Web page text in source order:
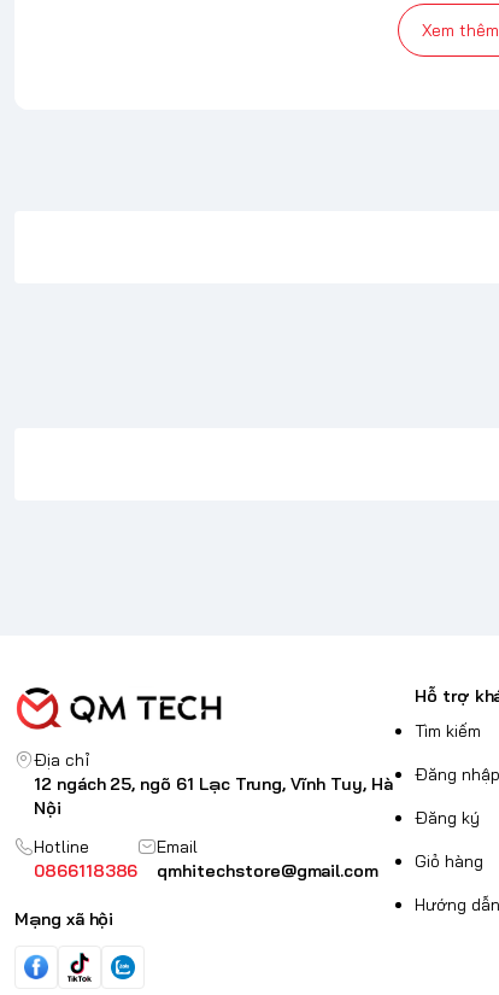
lý tưởng tuyệt đối cho gaming FPS chuyên nghiệp như
Xem thêm
Địa chỉ
12 ngách 25, ngõ 61 Lạc Trung, Vĩnh Tuy, Hà
Nội
Hotline
0866118386
Email
qmhitechstore@gmail.com
Mạng xã hội
Hỗ trợ
Tìm kiếm
Đăng nhập
Đăng ký
Giỏ hàng
Hướng